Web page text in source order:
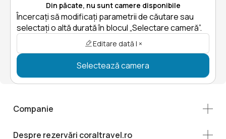
Din păcate, nu sunt camere disponibile
Încercați să modificați parametrii de căutare sau
selectați o altă durată în blocul „Selectare cameră”.
Editare dată | ×
Selectează camera
Companie
Despre rezervări coraltravel.ro